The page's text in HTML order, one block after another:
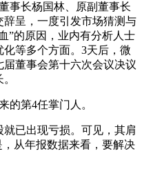
长杨国林、原副董事长
呈，一度引发市场猜测与
”的原因，业内有分析人士
等多个方面。3天后，微
董事会第十六次会议决议
第4任掌门人。
已出现亏损。可见，其肩
从年报数据来看，要解决